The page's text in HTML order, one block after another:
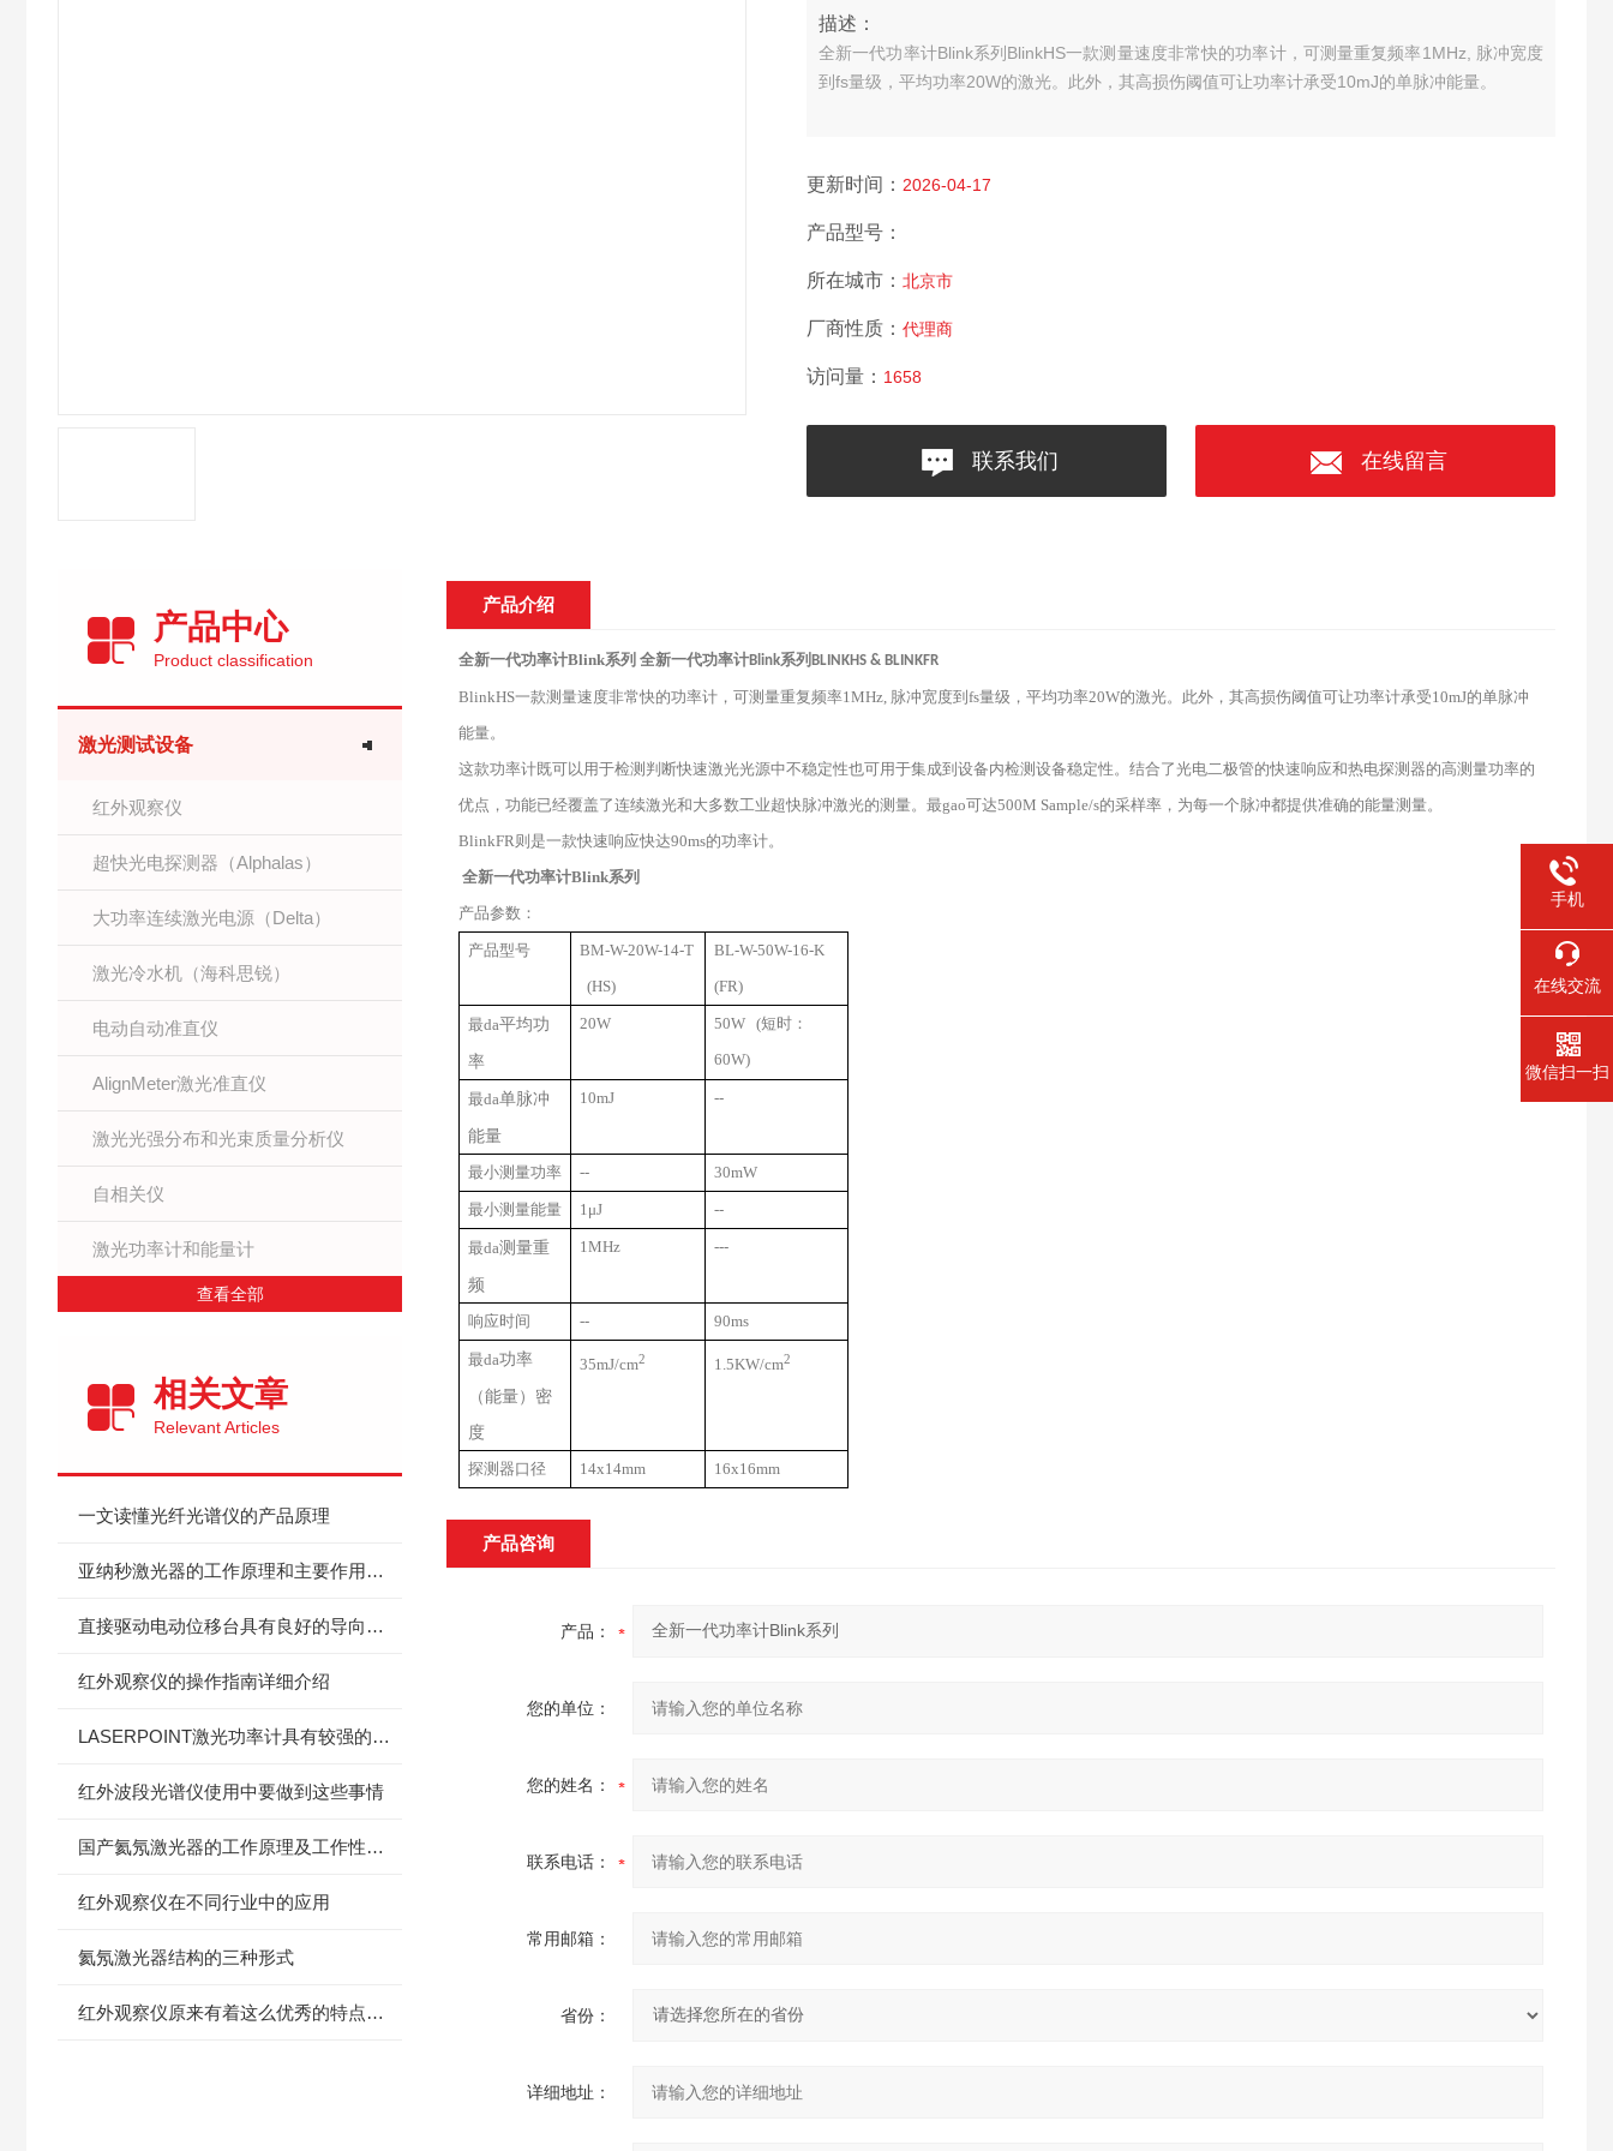
描述：
全新一代功率计Blink系列 BlinkHS一款测量速度非常快的功率计，可测量重复频率1MHz, 脉冲宽度
到fs量级，平均功率20W的激光。此外，其高损伤阈值可让功率计承受10mJ的单脉冲能量。
更新时间： 2026-04-17
产品型号：
所在城市： 北京市
厂商性质： 代理商
访问量： 1658
联系我们 在线留言
产品中心
Product classification
激光测试设备
红外观察仪
超快光电探测器（Alphalas）
大功率连续激光电源（Delta）
激光冷水机（海科思锐）
电动自动准直仪
AlignMeter激光准直仪
激光光强分布和光束质量分析仪
自相关仪
激光功率计和能量计
查看全部
相关文章
Relevant Articles
一文读懂光纤光谱仪的产品原理
亚纳秒激光器的工作原理和主要作用体现
直接驱动电动位移台具有良好的导向精度和承载能力
红外观察仪的操作指南详细介绍
LASERPOINT激光功率计具有较强的抗干扰能力和稳定性
红外波段光谱仪使用中要做到这些事情
国产氦氖激光器的工作原理及工作性能特点
红外观察仪在不同行业中的应用
氦氖激光器结构的三种形式
红外观察仪原来有着这么优秀的特点，学到了
产品介绍
全新一代功率计Blink系列 全新一代功率计Blink系列BLINKHS & BLINKFR
BlinkHS一款测量速度非常快的功率计，可测量重复频率1MHz, 脉冲宽度到fs量级，平均功率20W的激光。此外，其高损伤阈值可让功率计承受10mJ的单脉冲
能量。
这款功率计既可以用于检测判断快速激光光源中不稳定性也可用于集成到设备内检测设备稳定性。结合了光电二极管的快速响应和热电探测器的高测量功率的
优点，功能已经覆盖了连续激光和大多数工业超快脉冲激光的测量。最gao可达500M Sample/s的采样率，为每一个脉冲都提供准确的能量测量。
BlinkFR则是一款快速响应快达90ms的功率计。
全新一代功率计Blink系列
产品参数：
产品型号
BM-W-20W-14-T
(HS)
BL-W-50W-16-K
(FR)
最da平均功
率
20W
50W (短时：
60W)
最da单脉冲
能量
10mJ --
最小测量功率 -- 30mW
最小测量能量 1μJ --
最da测量重
频
1MHz ---
响应时间 -- 90ms
最da功率
（能量）密
度
35mJ/cm2 1.5KW/cm2
探测器口径 14x14mm 16x16mm
产品咨询
产品：
您的单位：
您的姓名：
联系电话：
常用邮箱：
省份：
详细地址：
手机
在线交流
微信扫一扫